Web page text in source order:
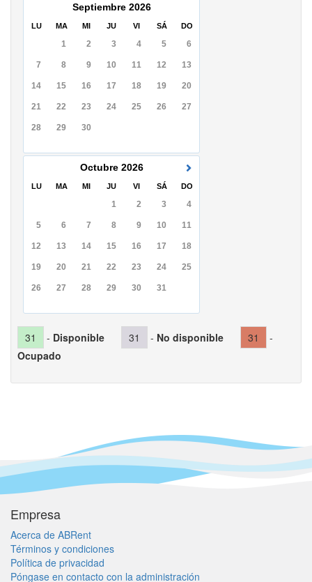
Septiembre 2026
LU MA MI JU VI SÁ DO
1 2 3 4 5 6
7 8 9 10 11 12 13
14 15 16 17 18 19 20
21 22 23 24 25 26 27
28 29 30
Octubre 2026
LU MA MI JU VI SÁ DO
1 2 3 4
5 6 7 8 9 10 11
12 13 14 15 16 17 18
19 20 21 22 23 24 25
26 27 28 29 30 31
31 - Disponible 31 - No disponible 31
-
Ocupado
Empresa
Acerca de ABRent
Términos y condiciones
Política de privacidad
Póngase en contacto con la administración